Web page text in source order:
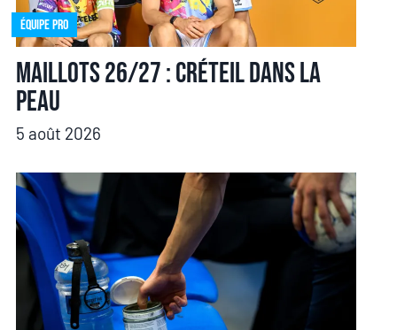
Équipe pro
Maillots 26/27 : Créteil dans la
peau
5 août 2026